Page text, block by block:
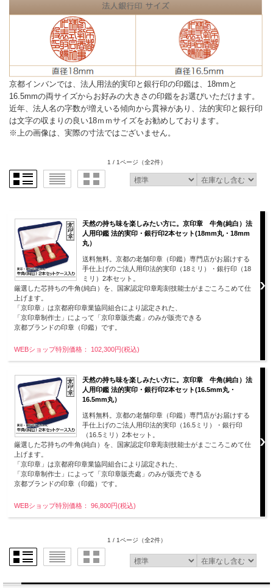
京都インバンでは、法人用法的実印と銀行印の印鑑は、18mmと
16.5mmの両サイズからお好みの大きさの印鑑をお選びいただけます。
近年、法人名の字数が増えいる傾向から貫禄があり、法的実印と銀行印
は文字の収まりの良い18ｍｍサイズをお勧めしております。
※上の画像は、実際の寸法ではございません。
1 / 1ページ （全2件）
天然の持ち味を楽しみたい方に。京印章 牛角(純白）法
人用印鑑 法的実印・銀行印2本セット(18mm丸・18mm
丸）
送料無料。京都の老舗印章（印鑑）専門店がお届けする
手仕上げのご法人用印法的実印（18ミリ）・銀行印（18
ミリ）2本セット。
厳選した芯持ちの牛角(純白）を、国家認定印章彫刻技能士がまごころこめて仕
上げます。
「京印章」は京都府印章業協同組合により認定された、
「京印章制作士」によって「京印章販売處」のみが販売できる
京都ブランドの印章（印鑑）です。
WEBショップ特別価格： 102,300円(税込)
天然の持ち味を楽しみたい方に。京印章 牛角(純白）法
人用印鑑 法的実印・銀行印2本セット(16.5mm丸・
16.5mm丸）
送料無料。京都の老舗印章（印鑑）専門店がお届けする
手仕上げのご法人用印法的実印（16.5ミリ）・銀行印
（16.5ミリ）2本セット。
厳選した芯持ちの牛角(純白）を、国家認定印章彫刻技能士がまごころこめて仕
上げます。
「京印章」は京都府印章業協同組合により認定された、
「京印章制作士」によって「京印章販売處」のみが販売できる
京都ブランドの印章（印鑑）です。
WEBショップ特別価格： 96,800円(税込)
1 / 1ページ （全2件）